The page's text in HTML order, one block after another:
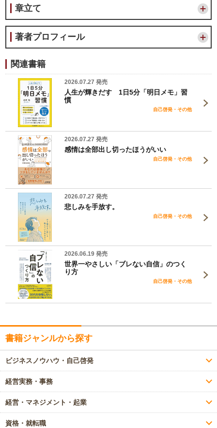
章立て
著者プロフィール
関連書籍
2026.07.27 発売
人生が輝きだす 1日5分「明日メモ」習
慣
自己啓発・その他
2026.07.27 発売
感情は全部出し切ったほうがいい
自己啓発・その他
2026.07.27 発売
悲しみを手放す。
自己啓発・その他
2026.06.19 発売
世界一やさしい「ブレない自信」のつく
り方
自己啓発・その他
書籍ジャンルから探す
ビジネスノウハウ・自己啓発
経営実務・事務
経営・マネジメント・起業
資格・就転職